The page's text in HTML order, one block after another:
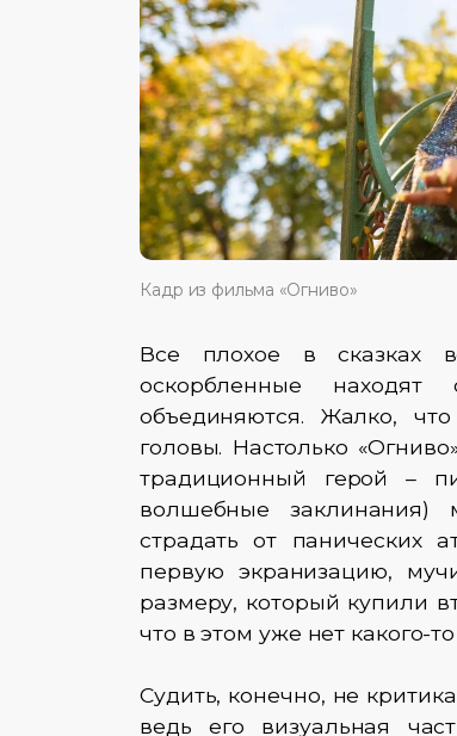
Кадр из фильма «Огниво»
Все плохое в сказках
оскорбленные
объединяются. Жалко,
головы. Настолько
традиционный герой –
волшебные
страдать от панических
первую экранизацию,
размеру, который купили
что в этом уже нет какого-
Судить, конечно, не
ведь его визуальная